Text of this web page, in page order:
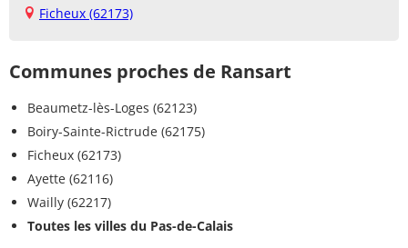
Ficheux (62173)
Communes proches de Ransart
Beaumetz-lès-Loges (62123)
Boiry-Sainte-Rictrude (62175)
Ficheux (62173)
Ayette (62116)
Wailly (62217)
Toutes les villes du Pas-de-Calais